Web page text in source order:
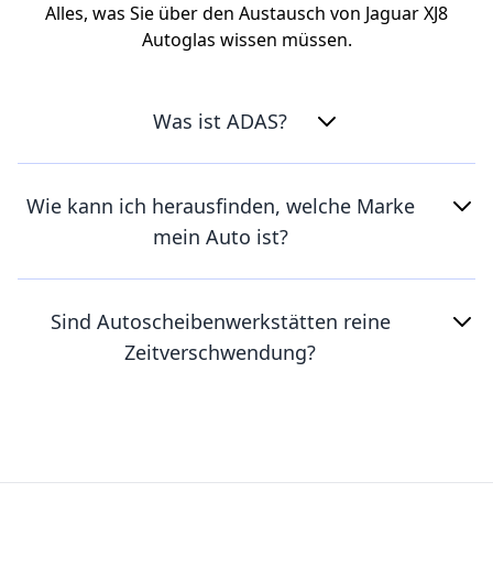
Alles, was Sie über den Austausch von Jaguar XJ8
Autoglas wissen müssen.
Was ist ADAS?
Wie kann ich herausfinden, welche Marke
mein Auto ist?
Sind Autoscheibenwerkstätten reine
Zeitverschwendung?